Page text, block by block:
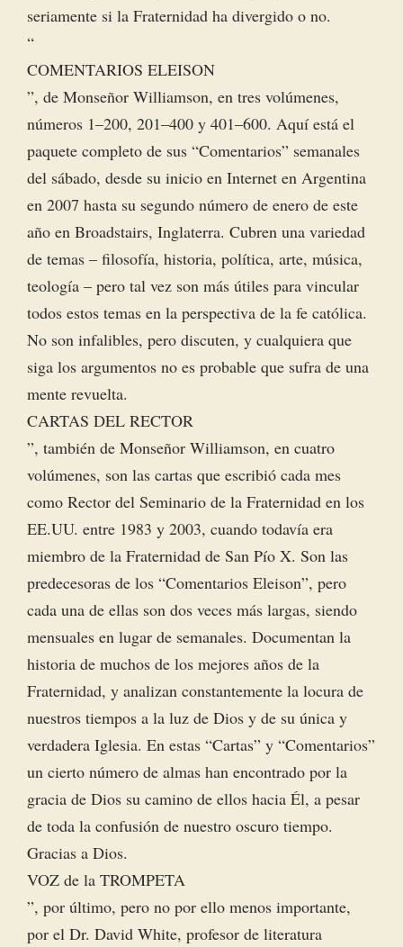
seriamente si la Fraternidad ha divergido o no.
“
COMENTARIOS ELEISON
”, de Monseñor Williamson, en tres volúmenes,
números 1–200, 201–400 y 401–600. Aquí está el
paquete completo de sus “Comentarios” semanales
del sábado, desde su inicio en Internet en Argentina
en 2007 hasta su segundo número de enero de este
año en Broadstairs, Inglaterra. Cubren una variedad
de temas – filosofía, historia, política, arte, música,
teología – pero tal vez son más útiles para vincular
todos estos temas en la perspectiva de la fe católica.
No son infalibles, pero discuten, y cualquiera que
siga los argumentos no es probable que sufra de una
mente revuelta.
CARTAS DEL RECTOR
”, también de Monseñor Williamson, en cuatro
volúmenes, son las cartas que escribió cada mes
como Rector del Seminario de la Fraternidad en los
EE.UU. entre 1983 y 2003, cuando todavía era
miembro de la Fraternidad de San Pío X. Son las
predecesoras de los “Comentarios Eleison”, pero
cada una de ellas son dos veces más largas, siendo
mensuales en lugar de semanales. Documentan la
historia de muchos de los mejores años de la
Fraternidad, y analizan constantemente la locura de
nuestros tiempos a la luz de Dios y de su única y
verdadera Iglesia. En estas “Cartas” y “Comentarios”
un cierto número de almas han encontrado por la
gracia de Dios su camino de ellos hacia Él, a pesar
de toda la confusión de nuestro oscuro tiempo.
Gracias a Dios.
VOZ de la TROMPETA
”, por último, pero no por ello menos importante,
por el Dr. David White, profesor de literatura